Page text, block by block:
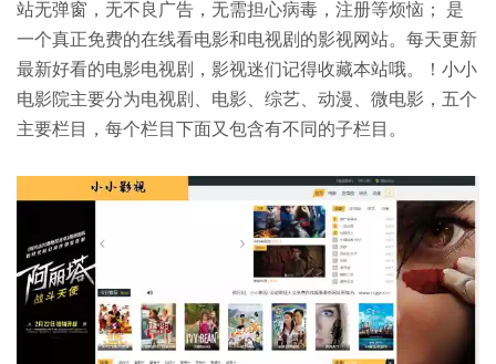
站无弹窗，无不良广告，无需担心病毒，注册等烦恼； 是
一个真正免费的在线看电影和电视剧的影视网站。每天更新
最新好看的电影电视剧，影视迷们记得收藏本站哦。！小小
电影院主要分为电视剧、电影、综艺、动漫、微电影，五个
主要栏目，每个栏目下面又包含有不同的子栏目。